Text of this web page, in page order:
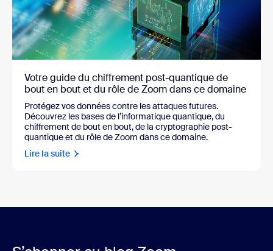
Votre guide du chiffrement post-quantique de
bout en bout et du rôle de Zoom dans ce domaine
Protégez vos données contre les attaques futures.
Découvrez les bases de l’informatique quantique, du
chiffrement de bout en bout, de la cryptographie post-
quantique et du rôle de Zoom dans ce domaine.
Lire la suite